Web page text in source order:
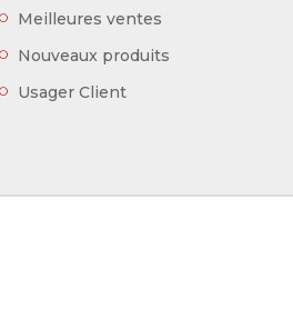
Meilleures ventes
Nouveaux produits
Usager Client